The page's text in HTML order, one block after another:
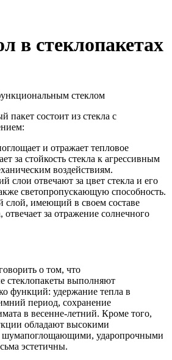
в стеклопакетах
стеклом
состоит из стекла с
и отражает тепловое
за стойкость стекла к агрессивным
воздействиям.
слои отвечают за цвет стекла и его
светопропускающую способность.
имеющий в своем составе
отвечает за отражение солнечного
о том, что
стеклопакеты выполняют
функций: удержание тепла в
период, сохранение
в весенне-летний. Кроме того,
обладают высокими
шумапоглощающими, ударопрочными
эстетичны.